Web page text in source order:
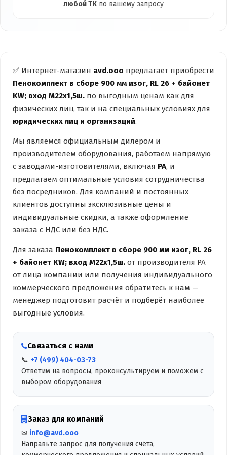
любой ТК по вашему запросу
✅ Интернет-магазин avd.ooo предлагает приобрести
Пенокомплект в сборе 900 мм изог, RL 26 + байонет
KW; вход М22х1,5ш. по выгодным ценам как для
физических лиц, так и на специальных условиях для
юридических лиц и организаций.
Мы являемся официальным дилером и
производителем оборудования, работаем напрямую
с заводами-изготовителями, включая PA, и
предлагаем оптимальные условия сотрудничества
без посредников. Для компаний и постоянных
клиентов доступны эксклюзивные цены и
индивидуальные скидки, а также оформление
заказа с НДС или без НДС.
Для заказа Пенокомплект в сборе 900 мм изог, RL 26
+ байонет KW; вход М22х1,5ш. от производителя PA
от лица компании или получения индивидуального
коммерческого предложения обратитесь к нам —
менеджер подготовит расчёт и подберёт наиболее
выгодные условия.
Связаться с нами
📞 +7 (499) 404-03-73
Ответим на вопросы, проконсультируем и поможем с
выбором оборудования
Заказ для компаний
✉ info@avd.ooo
Направьте запрос для получения счёта,